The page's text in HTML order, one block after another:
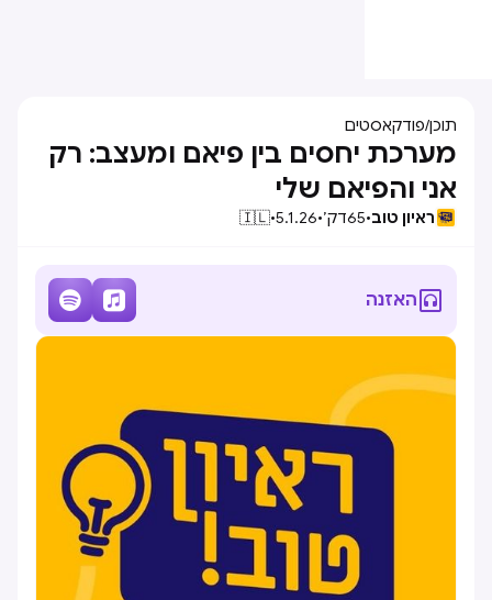
תוכן/פודקאסטים
מערכת יחסים בין פיאם ומעצב: רק
אני והפיאם שלי
ראיון טוב•
65דק׳•
5.1.26
•
🇮🇱
האזנה 
